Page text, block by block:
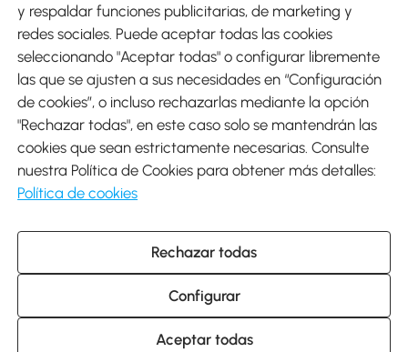
Envíos
Descargar Aosom App
Google Play
931 29 45 12 (L-V de 8:30 a 17:30h)
atencioncliente@aosom.es
C/ Roc Gros, nº 15. 08550 Els Hostalets de Balenyà (Barcelona),
España
© 2014-2026 SPANISH AOSOM, S.L (NIF: B66295775) Todos los
y respaldar funciones publicitarias, de marketing y
redes sociales. Puede aceptar todas las cookies
seleccionando "Aceptar todas" o configurar libremente
las que se ajusten a sus necesidades en “Configuración
de cookies”, o incluso rechazarlas mediante la opción
"Rechazar todas", en este caso solo se mantendrán las
cookies que sean estrictamente necesarias. Consulte
nuestra Política de Cookies para obtener más detalles:
Política de cookies
Rechazar todas
Configurar
Aceptar todas